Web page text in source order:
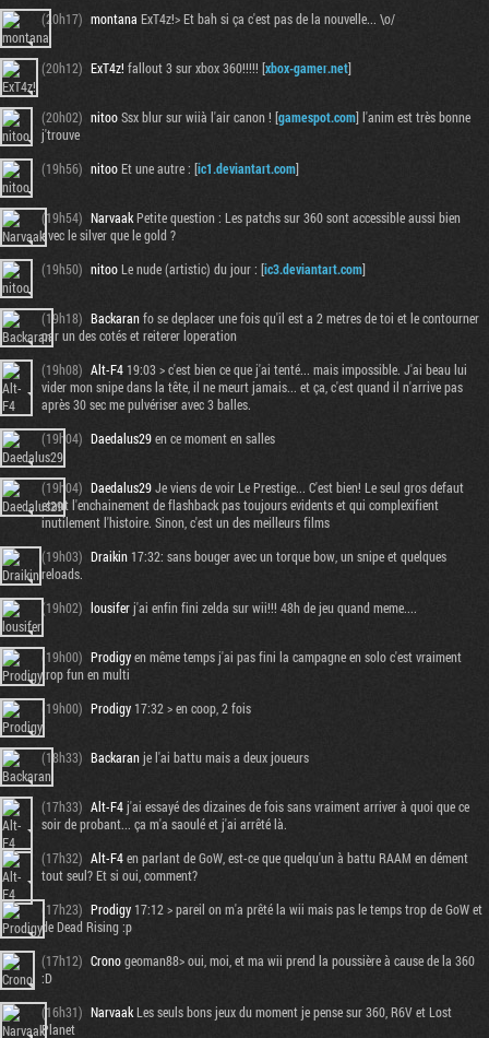
(20h17) montana ExT4z!> Et bah si ça c'est pas de la nouvelle... \o/
(20h12) ExT4z! fallout 3 sur xbox 360!!!!! [xbox-gamer.net]
(20h02) nitooSsx blur sur wiià l'air canon ! [gamespot.com] l'anim est très bonne
j'trouve
(19h56) nitooEt une autre : [ic1.deviantart.com]
(19h54) NarvaakPetite question : Les patchs sur 360 sont accessible aussi bien
avec le silver que le gold ?
(19h50) nitooLe nude (artistic) du jour : [ic3.deviantart.com]
(19h18) Backaranfo se deplacer une fois qu'il est a 2 metres de toi et le contourner
par un des cotés et reiterer loperation
(19h08) Alt-F419:03 > c'est bien ce que j'ai tenté... mais impossible. J'ai beau lui
vider mon snipe dans la tête, il ne meurt jamais... et ça, c'est quand il n'arrive pas
après 30 sec me pulvériser avec 3 balles.
(19h04) Daedalus29en ce moment en salles
(19h04) Daedalus29Je viens de voir Le Prestige... C'est bien! Le seul gros defaut
etant l'enchainement de flashback pas toujours evidents et qui complexifient
inutilement l'histoire. Sinon, c'est un des meilleurs films
(19h03) Draikin17:32: sans bouger avec un torque bow, un snipe et quelques
reloads.
(19h02) lousiferj'ai enfin fini zelda sur wii!!! 48h de jeu quand meme....
(19h00) Prodigyen même temps j'ai pas fini la campagne en solo c'est vraiment
trop fun en multi
(19h00) Prodigy 17:32 > en coop, 2 fois
(18h33) Backaranje l'ai battu mais a deux joueurs
(17h33) Alt-F4j'ai essayé des dizaines de fois sans vraiment arriver à quoi que ce
soir de probant... ça m'a saoulé et j'ai arrêté là.
(17h32) Alt-F4en parlant de GoW, est-ce que quelqu'un à battu RAAM en dément
tout seul? Et si oui, comment?
(17h23) Prodigy17:12 > pareil on m'a prêté la wii mais pas le temps trop de GoW et
de Dead Rising :p
(17h12) Cronogeoman88> oui, moi, et ma wii prend la poussière à cause de la 360
:D
(16h31) NarvaakLes seuls bons jeux du moment je pense sur 360, R6V et Lost
Planet